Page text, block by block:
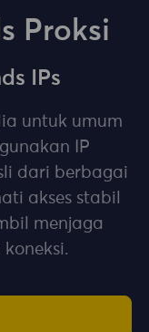
Proksi
IPs
untuk umum
IP
dari berbagai
akses stabil
menjaga